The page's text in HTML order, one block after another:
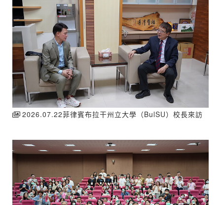
2026.07.22菲律賓布拉干州立大學（BulSU）校長來訪